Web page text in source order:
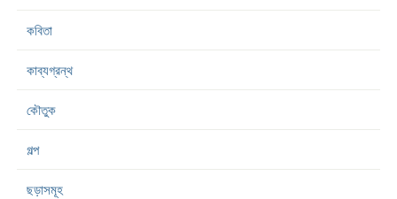
কবিতা
কাব্যগ্রন্থ
কৌতুক
গল্প
ছড়াসমূহ